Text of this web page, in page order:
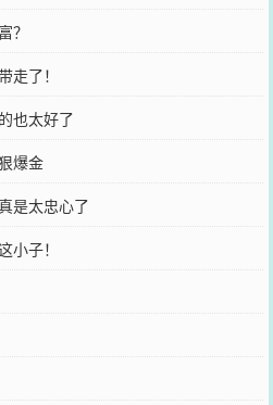
？
走了！
也太好了
爆金
是太忠心了
小子！